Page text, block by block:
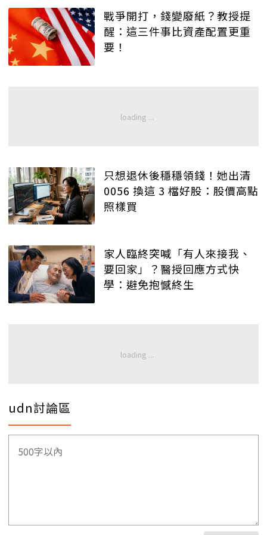
戰爭開打，錢變廢紙？教授提
醒：這三件事比資產配置更重
要！
只想退休後穩穩領錢！她出清
0056 換這 3 檔好股：股價高點
照樣買
家人臨終突喊「有人來接我、
要回家」？醫授回應方式快
學：避免抱憾終生
udn討論區